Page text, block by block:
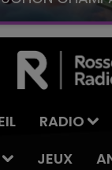
Champagne
RADIO
JEUX